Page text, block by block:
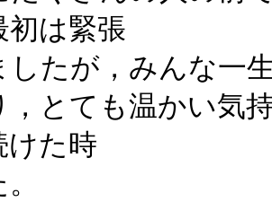
初は緊張
したが，みんな一
，とても温かい気
けた時